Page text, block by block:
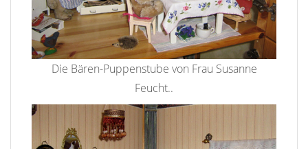
Die Bären-Puppenstube von Frau Susanne
Feucht..